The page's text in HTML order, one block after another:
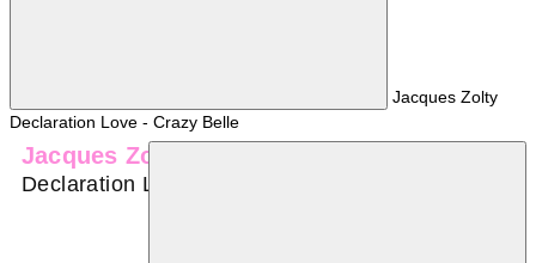
Jacques Zolty
Declaration Love - Crazy Belle
Jacques Zolty
Declaration Love - Crazy Belle